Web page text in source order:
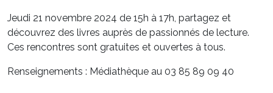
Jeudi 21 novembre 2024 de 15h à 17h, partagez et
découvrez des livres auprès de passionnés de lecture.
Ces rencontres sont gratuites et ouvertes à tous.
Renseignements : Médiathèque au 03 85 89 09 40